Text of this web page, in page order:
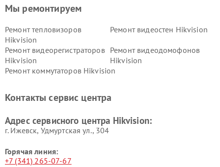
Мы ремонтируем
Ремонт тепловизоров
Hikvision
Ремонт видеостен Hikvision
Ремонт видеорегистраторов
Hikvision
Ремонт видеодомофонов
Hikvision
Ремонт коммутаторов Hikvision
Контакты сервис центра
Адрес сервисного центра Hikvision:
г. Ижевск, Удмуртская ул., 304
Горячая линия:
+7 (341) 265-07-67